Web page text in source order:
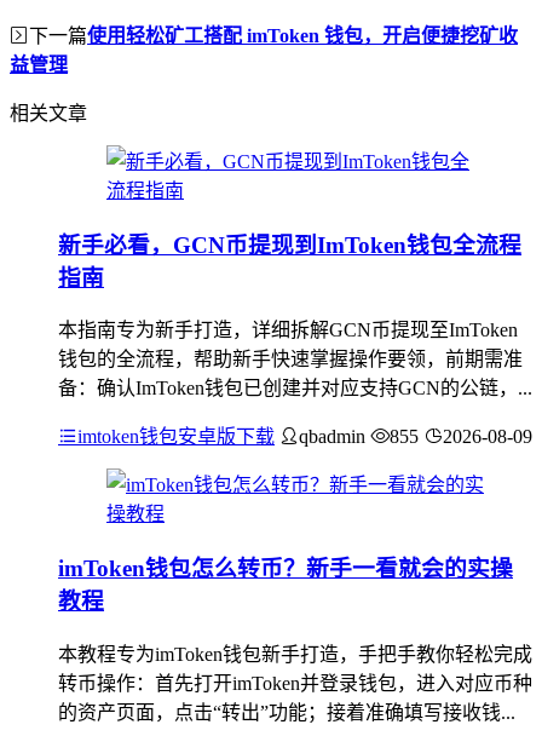
下一篇使用轻松矿工搭配 imToken 钱包，开启便捷挖矿收
益管理
相关文章
新手必看，GCN币提现到ImToken钱包全流程
指南
本指南专为新手打造，详细拆解GCN币提现至ImToken
钱包的全流程，帮助新手快速掌握操作要领，前期需准
备：确认ImToken钱包已创建并对应支持GCN的公链，...
imtoken钱包安卓版下载 qbadmin 855 2026-08-09
imToken钱包怎么转币？新手一看就会的实操
教程
本教程专为imToken钱包新手打造，手把手教你轻松完成
转币操作：首先打开imToken并登录钱包，进入对应币种
的资产页面，点击“转出”功能；接着准确填写接收钱...